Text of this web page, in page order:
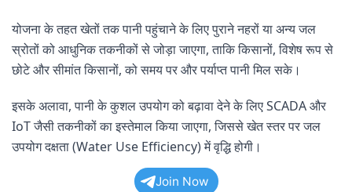
योजना के तहत खेतों तक पानी पहुंचाने के लिए पुराने नहरों या अन्य जल
स्रोतों को आधुनिक तकनीकों से जोड़ा जाएगा, ताकि किसानों, विशेष रूप से
छोटे और सीमांत किसानों, को समय पर और पर्याप्त पानी मिल सके।
इसके अलावा, पानी के कुशल उपयोग को बढ़ावा देने के लिए SCADA और
IoT जैसी तकनीकों का इस्तेमाल किया जाएगा, जिससे खेत स्तर पर जल
उपयोग दक्षता (Water Use Efficiency) में वृद्धि होगी।
Join Now